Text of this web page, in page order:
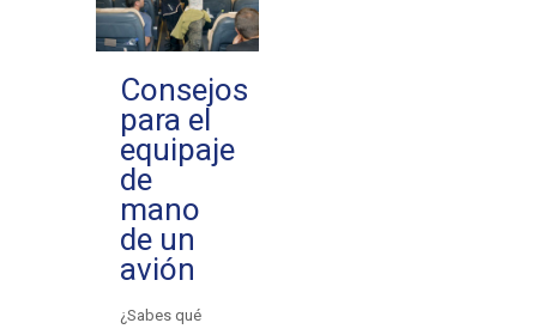
Consejos
para el
equipaje
de
mano
de un
avión
¿Sabes qué